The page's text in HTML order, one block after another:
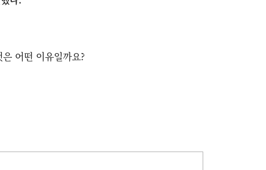
어떤 이유일까요?